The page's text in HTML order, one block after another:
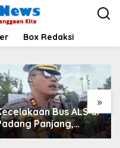
Box Redaksi
»
Bus ALS di
Panjang,
Kita Usulkan